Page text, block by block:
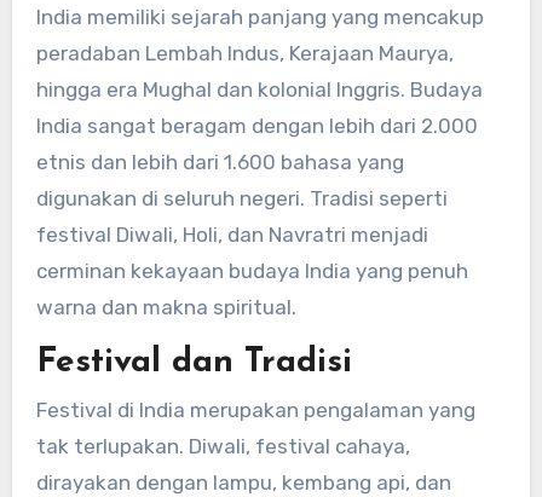
India memiliki sejarah panjang yang mencakup
peradaban Lembah Indus, Kerajaan Maurya,
hingga era Mughal dan kolonial Inggris. Budaya
India sangat beragam dengan lebih dari 2.000
etnis dan lebih dari 1.600 bahasa yang
digunakan di seluruh negeri. Tradisi seperti
festival Diwali, Holi, dan Navratri menjadi
cerminan kekayaan budaya India yang penuh
warna dan makna spiritual.
Festival dan Tradisi
Festival di India merupakan pengalaman yang
tak terlupakan. Diwali, festival cahaya,
dirayakan dengan lampu, kembang api, dan